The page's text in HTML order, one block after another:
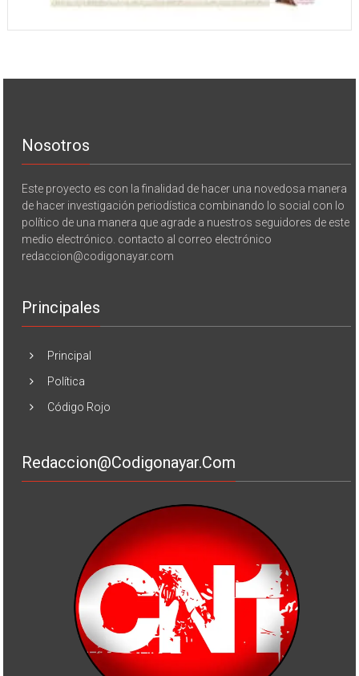
Nosotros
Este proyecto es con la finalidad de hacer una novedosa manera
de hacer investigación periodística combinando lo social con lo
político de una manera que agrade a nuestros seguidores de este
medio electrónico. contacto al correo electrónico
redaccion@codigonayar.com
Principales
Principal
Política
Código Rojo
Redaccion@codigonayar.com